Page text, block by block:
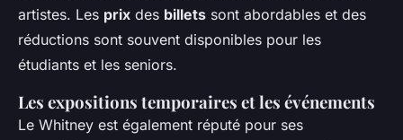
artistes. Les prix des billets sont abordables et des
réductions sont souvent disponibles pour les
étudiants et les seniors.
Les expositions temporaires et les événements
Le Whitney est également réputé pour ses